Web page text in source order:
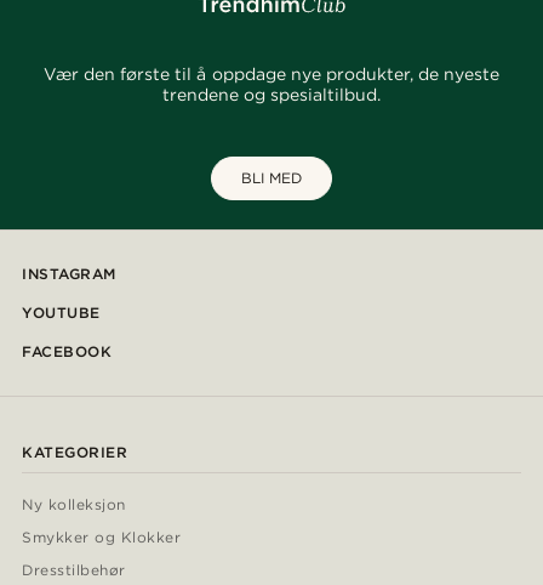
Vær den første til å oppdage nye produkter, de nyeste
trendene og spesialtilbud.
BLI MED
INSTAGRAM
YOUTUBE
FACEBOOK
KATEGORIER
Ny kolleksjon
Smykker og Klokker
Dresstilbehør